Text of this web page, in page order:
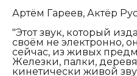
Артём Гареев, Актёр
"Этот звук, который
своём не электронно,
сейчас, из живых
Железки, палки,
кинетически живой